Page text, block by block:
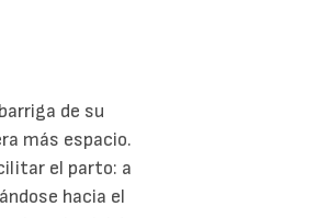
de su
más espacio.
el parto: a
hacia el